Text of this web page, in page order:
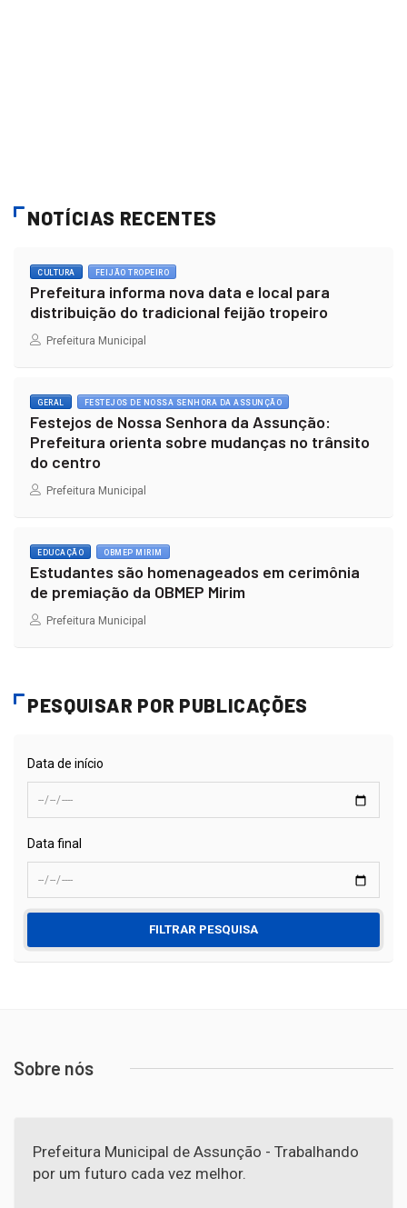
NOTÍCIAS RECENTES
CULTURA FEIJÃO TROPEIRO
Prefeitura informa nova data e local para
distribuição do tradicional feijão tropeiro
Prefeitura Municipal
GERAL FESTEJOS DE NOSSA SENHORA DA ASSUNÇÃO
Festejos de Nossa Senhora da Assunção:
Prefeitura orienta sobre mudanças no trânsito
do centro
Prefeitura Municipal
EDUCAÇÃO OBMEP MIRIM
Estudantes são homenageados em cerimônia
de premiação da OBMEP Mirim
Prefeitura Municipal
PESQUISAR POR PUBLICAÇÕES
Data de início
Data final
FILTRAR PESQUISA
Sobre nós
Prefeitura Municipal de Assunção - Trabalhando
por um futuro cada vez melhor.